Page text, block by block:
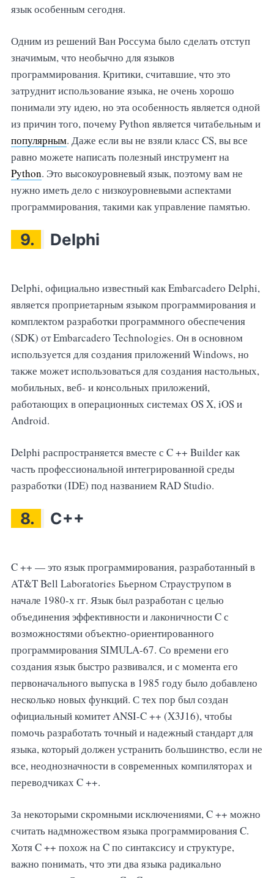
язык особенным сегодня.
Одним из решений Ван Россума было сделать отступ
значимым, что необычно для языков
программирования. Критики, считавшие, что это
затруднит использование языка, не очень хорошо
понимали эту идею, но эта особенность является одной
из причин того, почему Python является читабельным и
популярным. Даже если вы не взяли класс CS, вы все
равно можете написать полезный инструмент на
Python. Это высокоуровневый язык, поэтому вам не
нужно иметь дело с низкоуровневыми аспектами
программирования, такими как управление памятью.
9. Delphi
Delphi, официально известный как Embarcadero Delphi,
является проприетарным языком программирования и
комплектом разработки программного обеспечения
(SDK) от Embarcadero Technologies. Он в основном
используется для создания приложений Windows, но
также может использоваться для создания настольных,
мобильных, веб- и консольных приложений,
работающих в операционных системах OS X, iOS и
Android.
Delphi распространяется вместе с C ++ Builder как
часть профессиональной интегрированной среды
разработки (IDE) под названием RAD Studio.
8. C++
C ++ — это язык программирования, разработанный в
AT&T Bell Laboratories Бьерном Страуструпом в
начале 1980-х гг. Язык был разработан с целью
объединения эффективности и лаконичности C с
возможностями объектно-ориентированного
программирования SIMULA-67. Со времени его
создания язык быстро развивался, и с момента его
первоначального выпуска в 1985 году было добавлено
несколько новых функций. С тех пор был создан
официальный комитет ANSI-C ++ (X3J16), чтобы
помочь разработать точный и надежный стандарт для
языка, который должен устранить большинство, если не
все, неоднозначности в современных компиляторах и
переводчиках C ++.
За некоторыми скромными исключениями, C ++ можно
считать надмножеством языка программирования C.
Хотя C ++ похож на C по синтаксису и структуре,
важно понимать, что эти два языка радикально